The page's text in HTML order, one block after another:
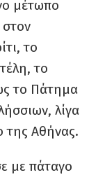
μέτωπο
το
το
το Πάτημα
λίγα
της Αθήνας.
με πάταγο